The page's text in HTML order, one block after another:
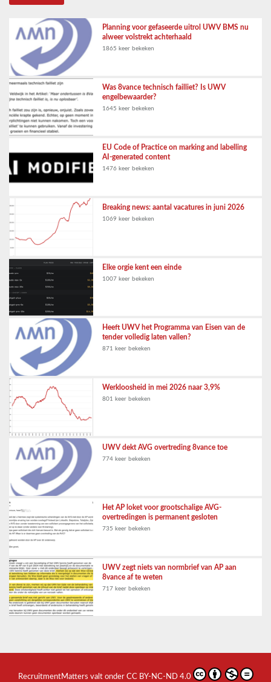
Planning voor gefaseerde uitrol UWV BMS nu
alweer volstrekt achterhaald
1865 keer bekeken
Was 8vance technisch failliet? Is UWV
engelbewaarder?
1645 keer bekeken
EU Code of Practice on marking and labelling
AI-generated content
1476 keer bekeken
Breaking news: aantal vacatures in juni 2026
1069 keer bekeken
Elke orgie kent een einde
1007 keer bekeken
Heeft UWV het Programma van Eisen van de
tender volledig laten vallen?
871 keer bekeken
Werkloosheid in mei 2026 naar 3,9%
801 keer bekeken
UWV dekt AVG overtreding 8vance toe
774 keer bekeken
Het AP loket voor grootschalige AVG-
overtredingen is permanent gesloten
735 keer bekeken
UWV zegt niets van normbrief van AP aan
8vance af te weten
717 keer bekeken
RecruitmentMatters valt onder CC BY-NC-ND 4.0